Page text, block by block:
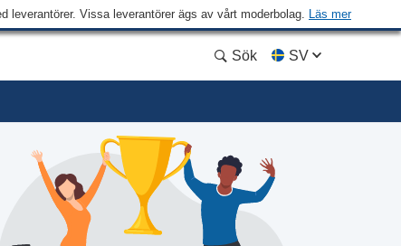
Vissa leverantörer ägs av vårt moderbolag. Läs mer
Sök SV